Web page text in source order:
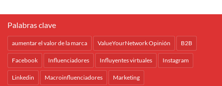
Palabras clave
aumentar el valor de la marca ValueYourNetwork Opinión B2B
Facebook Influenciadores Influyentes virtuales Instagram
Linkedin Macroinfluenciadores Marketing